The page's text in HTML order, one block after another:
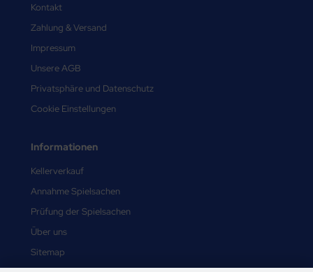
Kontakt
Zahlung & Versand
Impressum
Unsere AGB
Privatsphäre und Datenschutz
Cookie Einstellungen
Informationen
Kellerverkauf
Annahme Spielsachen
Prüfung der Spielsachen
Über uns
Sitemap